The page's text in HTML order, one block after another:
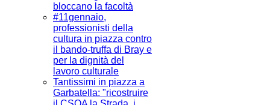
bloccano la facoltà
#11gennaio,
professionisti della
cultura in piazza contro
il bando-truffa di Bray e
per la dignità del
lavoro culturale
Tantissimi in piazza a
Garbatella: "ricostruire